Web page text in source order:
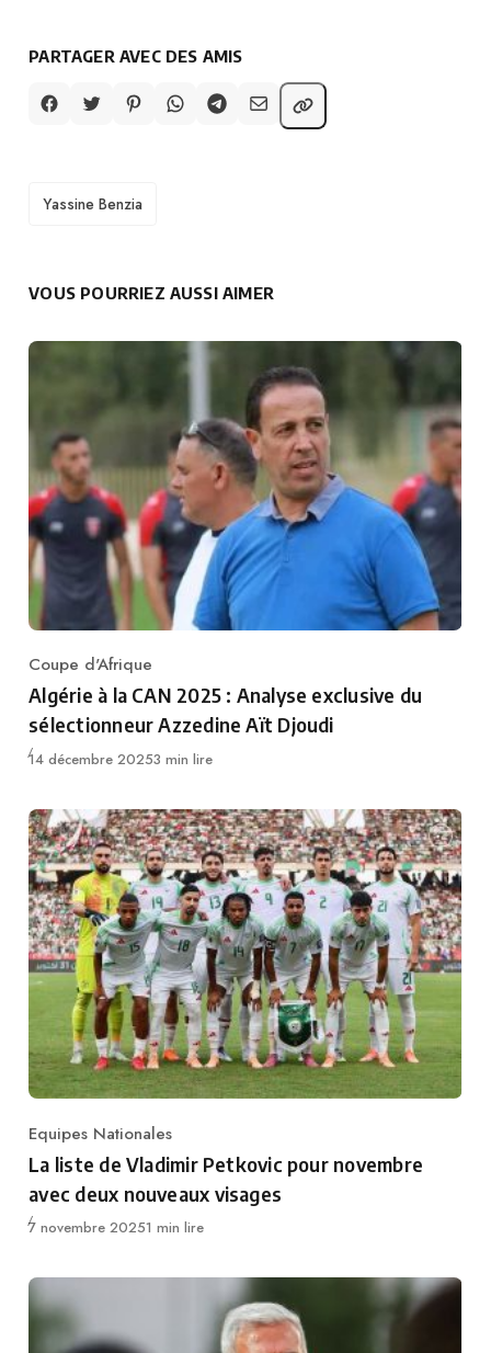
PARTAGER AVEC DES AMIS
Yassine Benzia
VOUS POURRIEZ AUSSI AIMER
Category
Coupe d'Afrique
Algérie à la CAN 2025 : Analyse exclusive du
sélectionneur Azzedine Aït Djoudi
Publié
14 décembre 20253 min lire
Category
Equipes Nationales
La liste de Vladimir Petkovic pour novembre
avec deux nouveaux visages
Publié
7 novembre 20251 min lire